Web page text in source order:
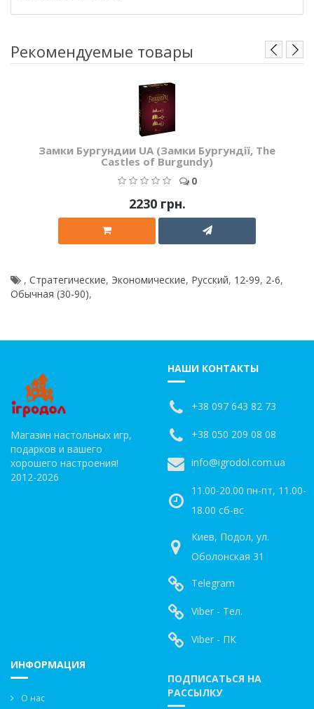
Рекомендуемые товары
Замки Бургундии UA (Замки Бургундії, The
Castles of Burgundy)
0
2230 грн.
, Стратегические, Экономические, Русский, 12-99, 2-6,
Обычная (30-90),
Магазин настольных игр,
подарков и вашего
хорошего настроения!
2012-2026
НАШИ КОНТАКТЫ
+38 097 643 82 73
+38 050 209 08 08
info@igrodol.com.ua
11.00-20.00 пн-пт, 11.00-
18.00 сб-вс
Киев, Подол, ул.
Оболонская 31
Telegram
Viber - Тел.
Viber - ПК
ИНФОРМАЦИЯ
О нас
ПОДПИСАТЬСЯ НА
РАССЫЛКУ